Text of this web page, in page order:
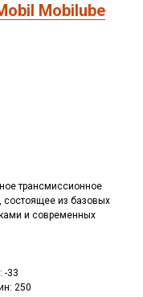
Mobilube
трансмиссионное
состоящее из базовых
и современных
-33
250